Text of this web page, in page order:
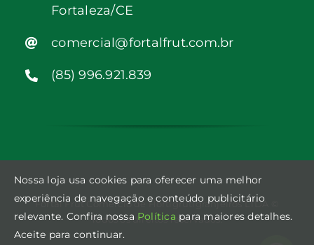
Fortaleza/CE
comercial@fortalfrut.com.br
(85) 996.921.839
Fortal Frut Comércio de Hortigrutigranjeiros LTDA ©
Todos os direitos reservados.
Nossa loja usa cookies para oferecer uma melhor
experiência de navegação e conteúdo publicitário
relevante. Confira nossa Política para maiores detalhes.
Aceite para continuar.